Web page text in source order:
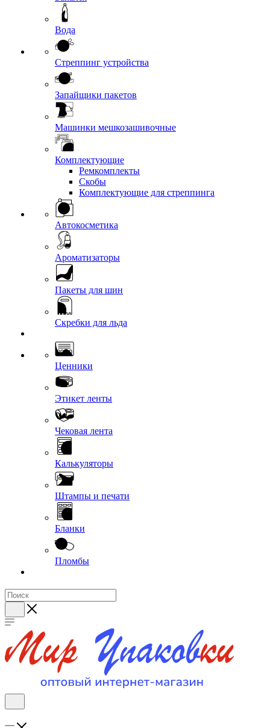
Вода
Стреппинг устройства
Запайщики пакетов
Машинки мешкозашивочные
Комплектующие
Ремкомплекты
Скобы
Комплектующие для стреппинга
Автокосметика
Ароматизаторы
Пакеты для шин
Скребки для льда
Ценники
Этикет ленты
Чековая лента
Калькуляторы
Штампы и печати
Бланки
Пломбы